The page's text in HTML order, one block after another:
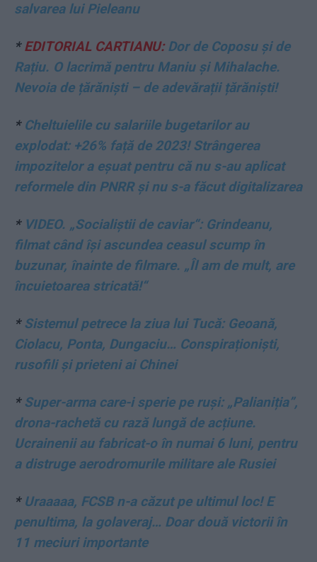
salvarea lui Pieleanu
*EDITORIAL CARTIANU:Dor de Coposu și de
Rațiu. O lacrimă pentru Maniu și Mihalache.
Nevoia de țărăniști – de adevărații țărăniști!
* Cheltuielile cu salariile bugetarilor au
explodat: +26% față de 2023! Strângerea
impozitelor a eșuat pentru că nu s-au aplicat
reformele din PNRR și nu s-a făcut digitalizarea
* VIDEO. „Socialiștii de caviar“: Grindeanu,
filmat când își ascundea ceasul scump în
buzunar, înainte de filmare. „Îl am de mult, are
încuietoarea stricată!“
* Sistemul petrece la ziua lui Tucă: Geoană,
Ciolacu, Ponta, Dungaciu… Conspiraționiști,
rusofili și prieteni ai Chinei
* Super-arma care-i sperie pe ruși: „Palianiția”,
drona-rachetă cu rază lungă de acțiune.
Ucrainenii au fabricat-o în numai 6 luni, pentru
a distruge aerodromurile militare ale Rusiei
* Uraaaaa, FCSB n-a căzut pe ultimul loc! E
penultima, la golaveraj… Doar două victorii în
11 meciuri importante